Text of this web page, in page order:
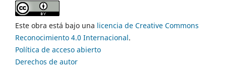
Este obra está bajo una licencia de Creative Commons
Reconocimiento 4.0 Internacional.
Política de acceso abierto
Derechos de autor